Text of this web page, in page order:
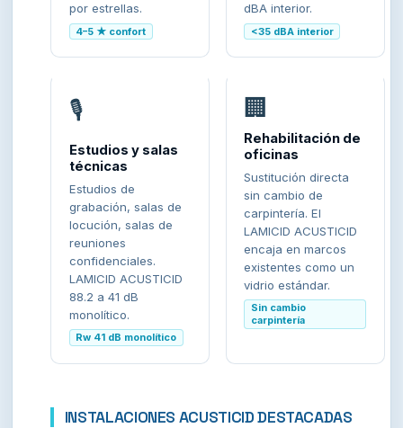
por estrellas.
4–5 ★ confort
dBA interior.
<35 dBA interior
🎙️
Estudios y salas
técnicas
Estudios de
grabación, salas de
locución, salas de
reuniones
confidenciales.
LAMICID ACUSTICID
88.2 a 41 dB
monolítico.
Rw 41 dB monolítico
🏢
Rehabilitación de
oficinas
Sustitución directa
sin cambio de
carpintería. El
LAMICID ACUSTICID
encaja en marcos
existentes como un
vidrio estándar.
Sin cambio
carpintería
INSTALACIONES ACUSTICID DESTACADAS